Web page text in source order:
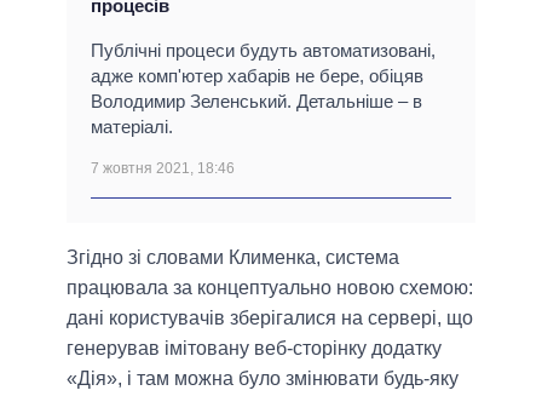
процесів
Публічні процеси будуть автоматизовані,
адже комп'ютер хабарів не бере, обіцяв
Володимир Зеленський. Детальніше – в
матеріалі.
7 жовтня 2021, 18:46
Згідно зі словами Клименка, система
працювала за концептуально новою схемою:
дані користувачів зберігалися на сервері, що
генерував імітовану веб-сторінку додатку
«Дія», і там можна було змінювати будь-яку